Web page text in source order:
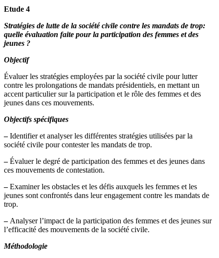
Etude 4
Stratégies de lutte de la société civile contre les mandats de trop:
quelle évaluation faite pour la participation des femmes et des
jeunes ?
Objectif
Évaluer les stratégies employées par la société civile pour lutter
contre les prolongations de mandats présidentiels, en mettant un
accent particulier sur la participation et le rôle des femmes et des
jeunes dans ces mouvements.
Objectifs spécifiques
–Identifier et analyser les différentes stratégies utilisées par la
société civile pour contester les mandats de trop.
–Évaluer le degré de participation des femmes et des jeunes dans
ces mouvements de contestation.
–Examiner les obstacles et les défis auxquels les femmes et les
jeunes sont confrontés dans leur engagement contre les mandats de
trop.
– Analyser l’impact de la participation des femmes et des jeunes sur
l’efficacité des mouvements de la société civile.
Méthodologie